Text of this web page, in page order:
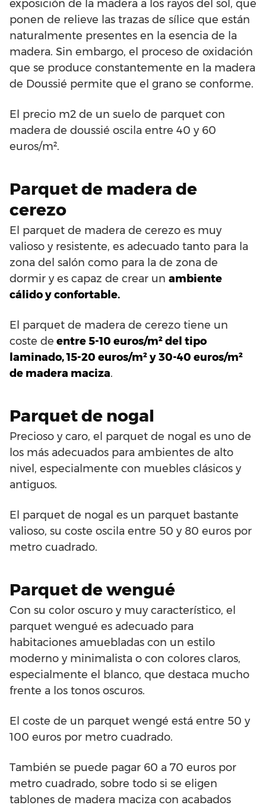
exposición de la madera a los rayos del sol, que
ponen de relieve las trazas de sílice que están
naturalmente presentes en la esencia de la
madera. Sin embargo, el proceso de oxidación
que se produce constantemente en la madera
de Doussié permite que el grano se conforme.
El precio m2 de un suelo de parquet con
madera de doussié oscila entre 40 y 60
euros/m².
Parquet de madera de
cerezo
El parquet de madera de cerezo es muy
valioso y resistente, es adecuado tanto para la
zona del salón como para la de zona de
dormir y es capaz de crear un ambiente
cálido y confortable.
El parquet de madera de cerezo tiene un
coste de entre 5-10 euros/m² del tipo
laminado, 15-20 euros/m² y 30-40 euros/m²
de madera maciza.
Parquet de nogal
Precioso y caro, el parquet de nogal es uno de
los más adecuados para ambientes de alto
nivel, especialmente con muebles clásicos y
antiguos.
El parquet de nogal es un parquet bastante
valioso, su coste oscila entre 50 y 80 euros por
metro cuadrado.
Parquet de wengué
Con su color oscuro y muy característico, el
parquet wengué es adecuado para
habitaciones amuebladas con un estilo
moderno y minimalista o con colores claros,
especialmente el blanco, que destaca mucho
frente a los tonos oscuros.
El coste de un parquet wengé está entre 50 y
100 euros por metro cuadrado.
También se puede pagar 60 a 70 euros por
metro cuadrado, sobre todo si se eligen
tablones de madera maciza con acabados